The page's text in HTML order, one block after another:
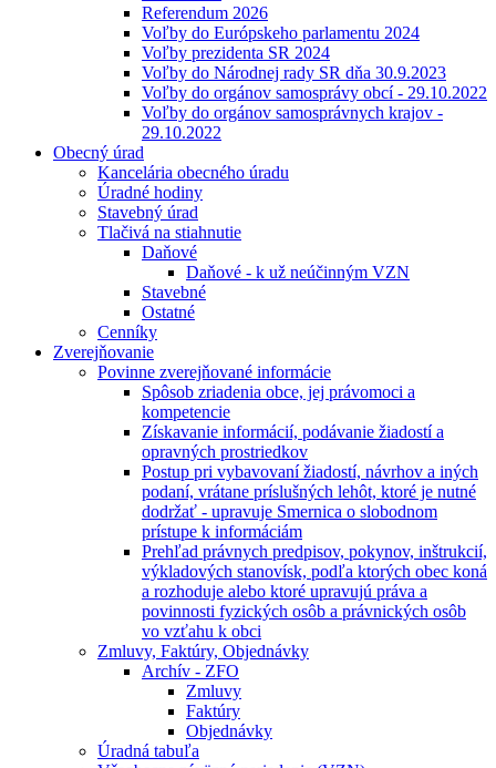
Referendum 2026
Voľby do Európskeho parlamentu 2024
Voľby prezidenta SR 2024
Voľby do Národnej rady SR dňa 30.9.2023
Voľby do orgánov samosprávy obcí - 29.10.2022
Voľby do orgánov samosprávnych krajov -
29.10.2022
Obecný úrad
Kancelária obecného úradu
Úradné hodiny
Stavebný úrad
Tlačivá na stiahnutie
Daňové
Daňové - k už neúčinným VZN
Stavebné
Ostatné
Cenníky
Zverejňovanie
Povinne zverejňované informácie
Spôsob zriadenia obce, jej právomoci a
kompetencie
Získavanie informácií, podávanie žiadostí a
opravných prostriedkov
Postup pri vybavovaní žiadostí, návrhov a iných
podaní, vrátane príslušných lehôt, ktoré je nutné
dodržať - upravuje Smernica o slobodnom
prístupe k informáciám
Prehľad právnych predpisov, pokynov, inštrukcií,
výkladových stanovísk, podľa ktorých obec koná
a rozhoduje alebo ktoré upravujú práva a
povinnosti fyzických osôb a právnických osôb
vo vzťahu k obci
Zmluvy, Faktúry, Objednávky
Archív - ZFO
Zmluvy
Faktúry
Objednávky
Úradná tabuľa